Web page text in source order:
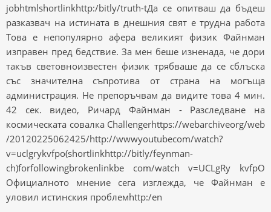
jobhtmlshortlinkhttp:/bitly/truth-tДа се ​​опитваш да бъдеш
разказвач на истината в днешния свят е трудна работа
Това е непопулярно афера великият физик Файнман
изправен пред бедствие. За мен беше изненада, че дори
такъв световноизвестен физик трябваше да се сблъска
със значителна съпротива от страна на могъща
администрация. Не препоръчвам да видите това 4 мин.
42 сек. видео, Ричард Файнман - Разследване на
космическата совалка Challengerhttps://webarchiveorg/web
/20120225062425/http://wwwyoutubecom/watch?
v=uclgrykvfpo(shortlinkhttp://bitly/feynman-
ch)forfollowingbrokenlinkbe com/watch v=UCLgRy kvfpO
Официалното мнение сега изглежда, че Файнман е
уловил истинския проблемhttp:/en